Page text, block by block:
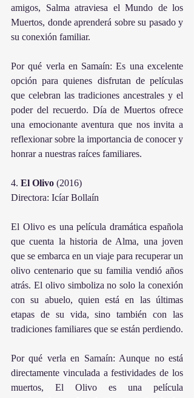
amigos, Salma atraviesa el Mundo de los
Muertos, donde aprenderá sobre su pasado y
su conexión familiar.
Por qué verla en Samaín: Es una excelente
opción para quienes disfrutan de películas
que celebran las tradiciones ancestrales y el
poder del recuerdo. Día de Muertos ofrece
una emocionante aventura que nos invita a
reflexionar sobre la importancia de conocer y
honrar a nuestras raíces familiares.
4. El Olivo (2016)
Directora: Icíar Bollaín
El Olivo es una película dramática española
que cuenta la historia de Alma, una joven
que se embarca en un viaje para recuperar un
olivo centenario que su familia vendió años
atrás. El olivo simboliza no solo la conexión
con su abuelo, quien está en las últimas
etapas de su vida, sino también con las
tradiciones familiares que se están perdiendo.
Por qué verla en Samaín: Aunque no está
directamente vinculada a festividades de los
muertos, El Olivo es una película